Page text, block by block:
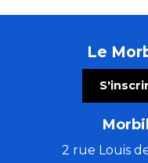
Le
2 rue Louis